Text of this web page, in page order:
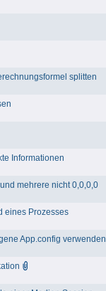
splitten
Informationen
mehrere nicht 0,0,0,0
eines Prozesses
App.config verwenden